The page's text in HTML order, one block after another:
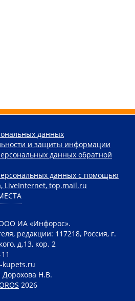
данных
и защиты информации
данных обратной
данных с помощью
LiveInternet, top.mail.ru
ИА «Инфорос».
редакции: 117218, Россия, г.
д.13, кор. 2
kupets.ru
Дорохова Н.В.
2026